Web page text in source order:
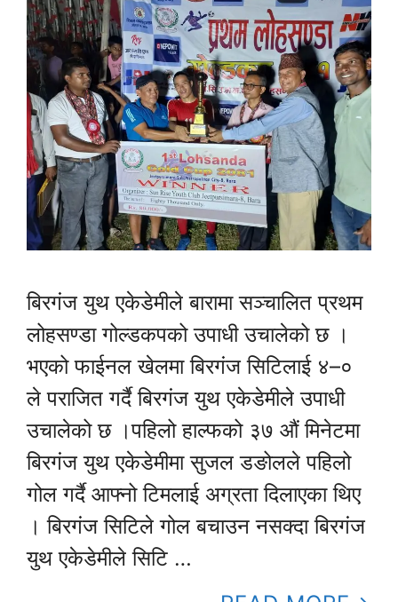
बिरगंज युथ एकेडेमीले बारामा सञ्चालित प्रथम
लोहसण्डा गोल्डकपको उपाधी उचालेको छ ।
भएको फाईनल खेलमा बिरगंज सिटिलाई ४–०
ले पराजित गर्दै बिरगंज युथ एकेडेमीले उपाधी
उचालेको छ ।पहिलो हाल्फको ३७ औं मिनेटमा
बिरगंज युथ एकेडेमीमा सुजल डङोलले पहिलो
गोल गर्दै आफ्नो टिमलाई अग्रता दिलाएका थिए
। बिरगंज सिटिले गोल बचाउन नसक्दा बिरगंज
युथ एकेडेमीले सिटि …